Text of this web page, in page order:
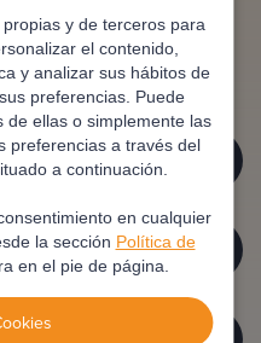
y de terceros para
el contenido,
y analizar sus hábitos de
preferencias. Puede
de ellas o simplemente las
preferencias a través del
a continuación.
en cualquier
la sección Política de
en el pie de página.